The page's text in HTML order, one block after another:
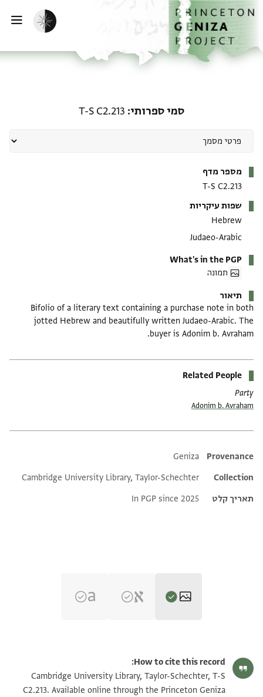
לתוכןהבית
הפעלת מצב כהה
סמי ספרותי T-S C2.213
מספר מדף
T-S C2.213
שפות עיקריות
Hebrew
Judaeo-Arabic
What's in the PGP
תמונה
תיאור
Bifolio of a literary text containing a purchase note in both
jotted Hebrew and beautifully written Judaeo-Arabic. The
buyer is Adonim b. Avraham.
Related People
Party
Adonim b. Avraham
Additional metadata
Provenance
Geniza
Collection
Cambridge University Library, Taylor-Schechter
תאריך קלט
In PGP since 2025
T-S C2.213 1v הגדל וסובב
How to cite this record:
Cambridge University Library, Taylor-Schechter, T-S
C2.213. Available online through the Princeton Geniza